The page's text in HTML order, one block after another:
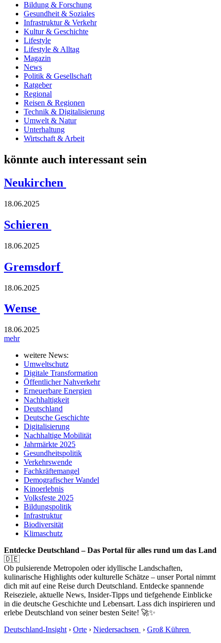
Bildung & Forschung
Gesundheit & Soziales
Infrastruktur & Verkehr
Kultur & Geschichte
Lifestyle
Lifestyle & Alltag
Magazin
News
Politik & Gesellschaft
Ratgeber
Regional
Reisen & Regionen
Technik & Digitalisierung
Umwelt & Natur
Unterhaltung
Wirtschaft & Arbeit
könnte auch interessant sein
Neukirchen
18.06.2025
Schieren
18.06.2025
Gremsdorf
18.06.2025
Wense
18.06.2025
mehr
weitere News:
Umweltschutz
Digitale Transformation
Öffentlicher Nahverkehr
Erneuerbare Energien
Nachhaltigkeit
Deutschland
Deutsche Geschichte
Digitalisierung
Nachhaltige Mobilität
Jahrmärkte 2025
Gesundheitspolitik
Verkehrswende
Fachkräftemangel
Demografischer Wandel
Kinoerlebnis
Volksfeste 2025
Bildungspolitik
Infrastruktur
Biodiversität
Klimaschutz
Entdecke Deutschland – Das Portal für alles rund um das Land
🇩🇪
Ob pulsierende Metropolen oder idyllische Landschaften,
kulinarische Highlights oder kulturelle Schätze – unser Portal nimmt
dich mit auf eine Reise durch Deutschland. Entdecke spannende
Reiseziele, aktuelle News, Insider-Tipps und tiefgehende Einblicke
in die deutsche Geschichte und Lebensart. Lass dich inspirieren und
erlebe Deutschland von seiner besten Seite! 🚀✨
Deutschland-Insight › Orte › Niedersachsen › Groß Kühren